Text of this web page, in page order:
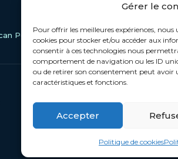
Gérer le
Pour offrir les meilleures expériences, nous
cookies pour stocker et/ou accéder aux
consentir à ces technologies nous
comportement de navigation ou les ID
ou de retirer son consentement peut avoir
caractéristiques et fonctions.
Accepter
Politique de cookies
Pop Nous contacter